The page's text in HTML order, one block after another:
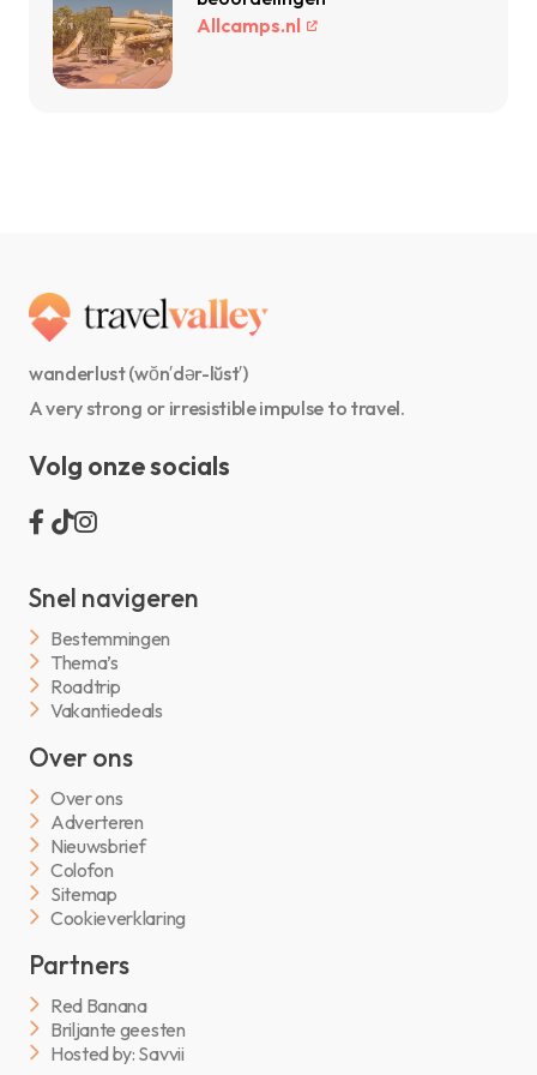
Allcamps.nl
wanderlust (wŏn′dər-lŭst′)
A very strong or irresistible impulse to travel.
Volg onze socials
Snel navigeren
Bestemmingen
Thema’s
Roadtrip
Vakantiedeals
Over ons
Over ons
Adverteren
Nieuwsbrief
Colofon
Sitemap
Cookieverklaring
Partners
Red Banana
Briljante geesten
Hosted by: Savvii